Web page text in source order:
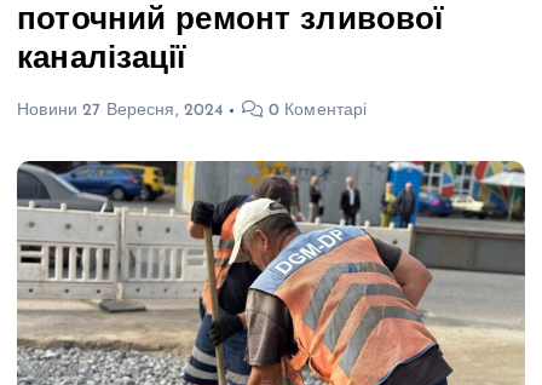
поточний ремонт зливової
каналізації
Новини 27 Вересня, 2024 0 Коментарі